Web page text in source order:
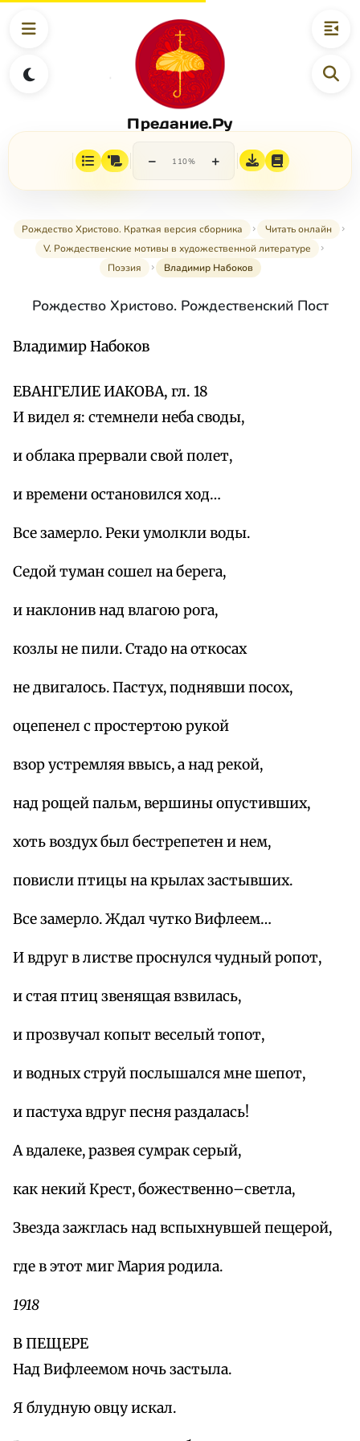
Предание.Ру
− 110% +
Рождество Христово. Краткая версия сборника
Читать онлайн
V. Рождественские мотивы в художественной литературе
Поэзия
Владимир Набоков
Рождество Христово. Рождественский Пост
Владимир Набоков
ЕВАНГЕЛИЕ ИАКОВА, гл. 18
И видел я: стемнели неба своды,
и облака прервали свой полет,
и времени остановился ход…
Все замерло. Реки умолкли воды.
Седой туман сошел на берега,
и наклонив над влагою рога,
козлы не пили. Стадо на откосах
не двигалось. Пастух, поднявши посох,
оцепенел с простертою рукой
взор устремляя ввысь, а над рекой,
над рощей пальм, вершины опустивших,
хоть воздух был бестрепетен и нем,
повисли птицы на крылах застывших.
Все замерло. Ждал чутко Вифлеем…
И вдруг в листве проснулся чудный ропот,
и стая птиц звенящая взвилась,
и прозвучал копыт веселый топот,
и водных струй послышался мне шепот,
и пастуха вдруг песня раздалась!
А вдалеке, развея сумрак серый,
как некий Крест, божественно–светла,
Звезда зажглась над вспыхнувшей пещерой,
где в этот миг Мария родила.
1918
В ПЕЩЕРЕ
Над Вифлеемом ночь застыла.
Я блудную овцу искал.